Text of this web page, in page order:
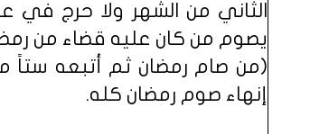
الثاني من الشهر ولا حرج في
يصوم من كان عليه قضاء من
(من صام رمضان ثم أتبعه ستاً
إنهاء صوم رمضان كله.